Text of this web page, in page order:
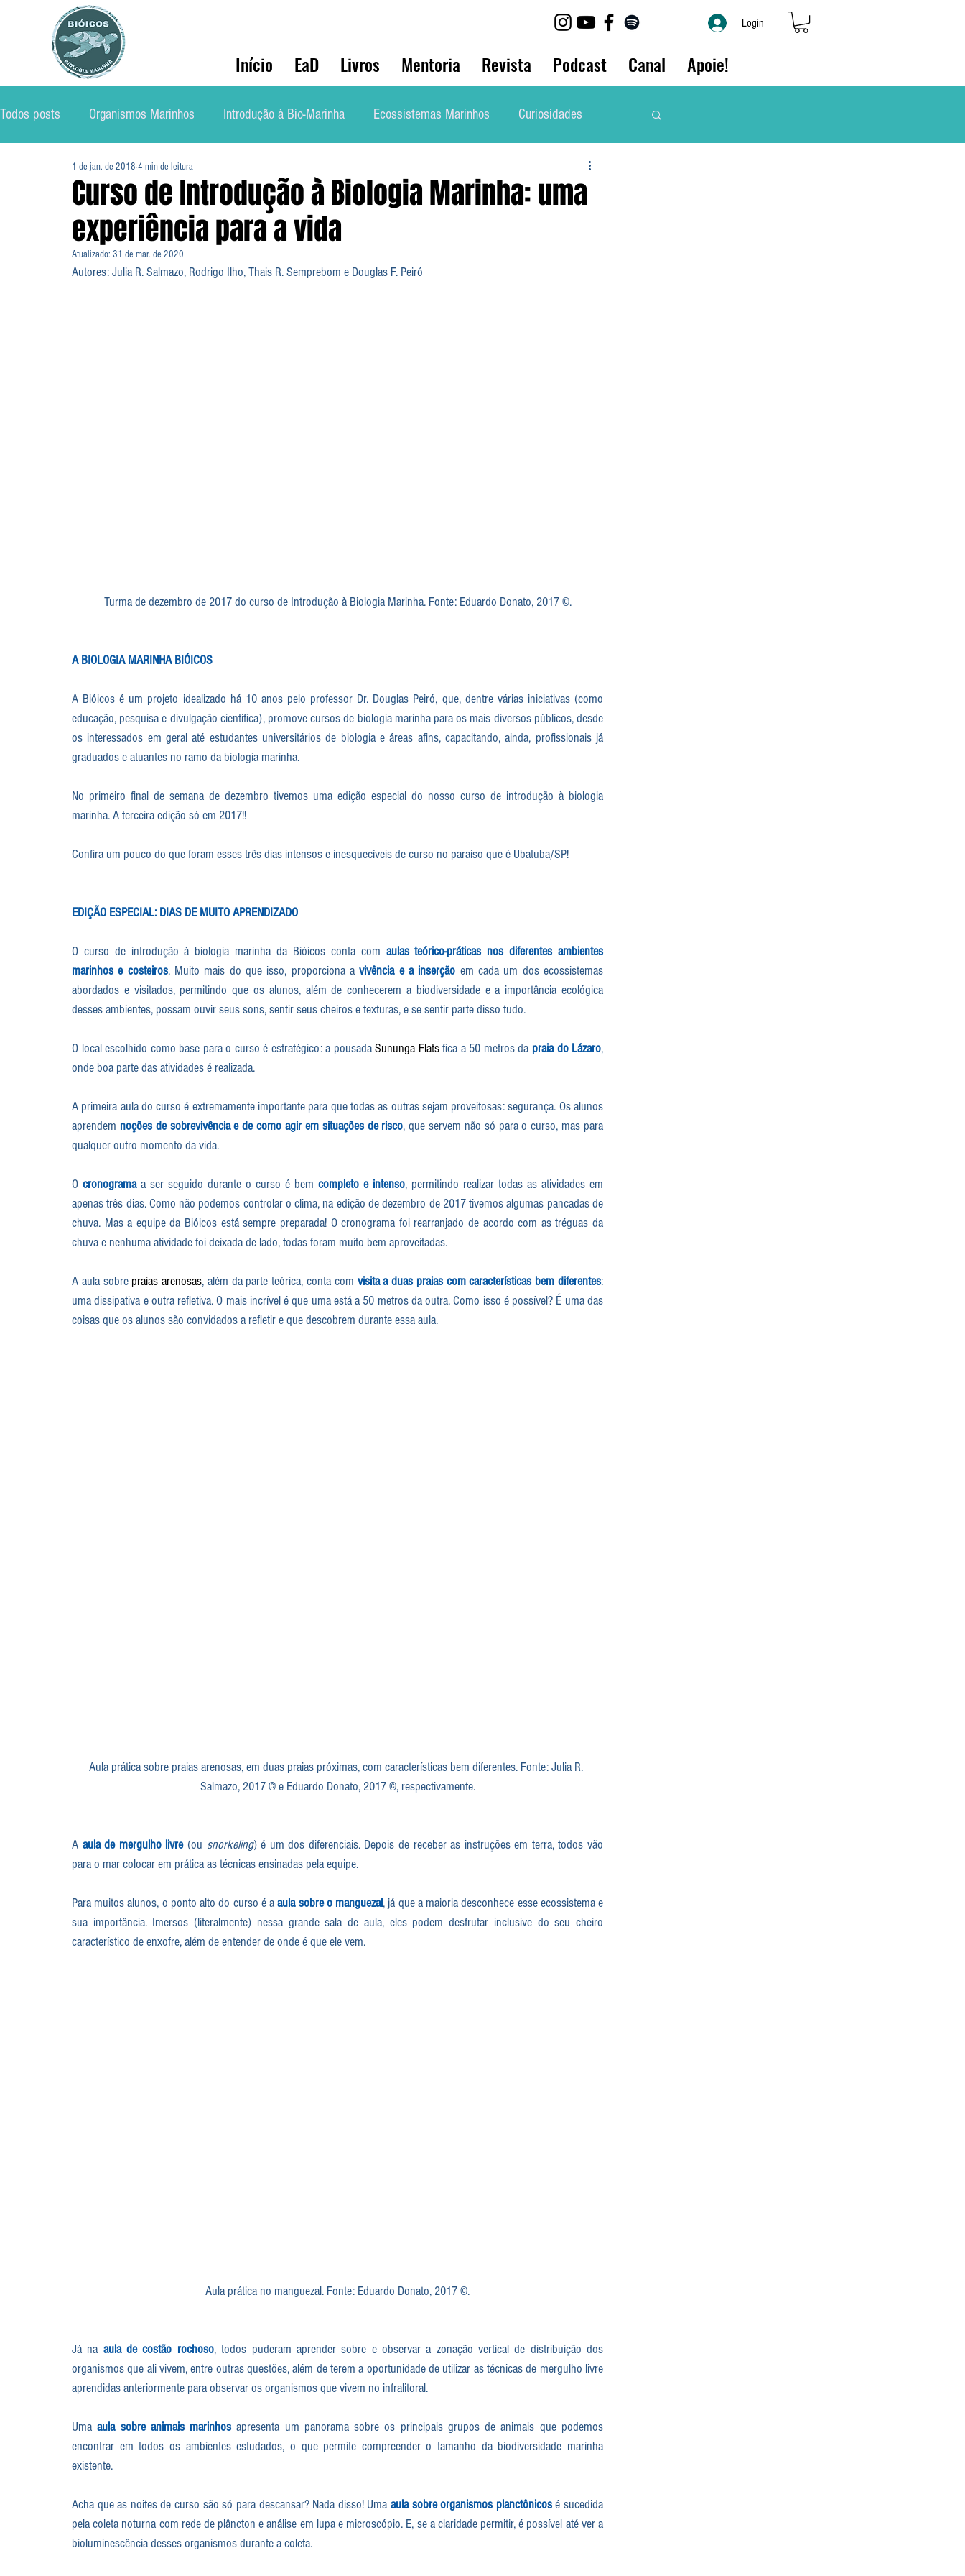
Login
Início EaD Livros Mentoria Revista Podcast Canal Apoie!
Todos posts Organismos Marinhos Introdução à Bio-Marinha Ecossistemas Marinhos Curiosidades
Conservação Ecologia Marinha
Soluções Ambientais Marinhas Biólog@s Marinh@s Mergulho
Curso de Introdução à Biologia Marinha: uma
experiência para a vida
1 de jan. de 2018 4 min de leitura
Atualizado: 31 de mar. de 2020
Autores: Julia R. Salmazo, Rodrigo Ilho, Thais R. Semprebom e Douglas F. Peiró
Turma de dezembro de 2017 do curso de Introdução à Biologia Marinha. Fonte: Eduardo Donato, 2017 ©.
A BIOLOGIA MARINHA BIÓICOS
A Bióicos é um projeto idealizado há 10 anos pelo professor Dr. Douglas Peiró, que, dentre várias iniciativas (como
educação, pesquisa e divulgação científica), promove cursos de biologia marinha para os mais diversos públicos, desde
os interessados em geral até estudantes universitários de biologia e áreas afins, capacitando, ainda, profissionais já
graduados e atuantes no ramo da biologia marinha.
No primeiro final de semana de dezembro tivemos uma edição especial do nosso curso de introdução à biologia
marinha. A terceira edição só em 2017!!
Confira um pouco do que foram esses três dias intensos e inesquecíveis de curso no paraíso que é Ubatuba/SP!
EDIÇÃO ESPECIAL: DIAS DE MUITO APRENDIZADO
O curso de introdução à biologia marinha da Bióicos conta com aulas teórico-práticas nos diferentes ambientes
marinhos e costeiros. Muito mais do que isso, proporciona a vivência e a inserção em cada um dos ecossistemas
abordados e visitados, permitindo que os alunos, além de conhecerem a biodiversidade e a importância ecológica
desses ambientes, possam ouvir seus sons, sentir seus cheiros e texturas, e se sentir parte disso tudo.
O local escolhido como base para o curso é estratégico: a pousada Sununga Flats fica a 50 metros da praia do Lázaro,
onde boa parte das atividades é realizada.
A primeira aula do curso é extremamente importante para que todas as outras sejam proveitosas: segurança. Os alunos
aprendem noções de sobrevivência e de como agir em situações de risco, que servem não só para o curso, mas para
qualquer outro momento da vida.
O cronograma a ser seguido durante o curso é bem completo e intenso, permitindo realizar todas as atividades em
apenas três dias. Como não podemos controlar o clima, na edição de dezembro de 2017 tivemos algumas pancadas de
chuva. Mas a equipe da Bióicos está sempre preparada! O cronograma foi rearranjado de acordo com as tréguas da
chuva e nenhuma atividade foi deixada de lado, todas foram muito bem aproveitadas.
A aula sobre praias arenosas, além da parte teórica, conta com visita a duas praias com características bem diferentes:
uma dissipativa e outra refletiva. O mais incrível é que uma está a 50 metros da outra. Como isso é possível? É uma das
coisas que os alunos são convidados a refletir e que descobrem durante essa aula.
Aula prática sobre praias arenosas, em duas praias próximas, com características bem diferentes. Fonte: Julia R.
Salmazo, 2017 © e Eduardo Donato, 2017 ©, respectivamente.
A aula de mergulho livre (ou snorkeling) é um dos diferenciais. Depois de receber as instruções em terra, todos vão
para o mar colocar em prática as técnicas ensinadas pela equipe.
Para muitos alunos, o ponto alto do curso é a aula sobre o manguezal, já que a maioria desconhece esse ecossistema e
sua importância. Imersos (literalmente) nessa grande sala de aula, eles podem desfrutar inclusive do seu cheiro
característico de enxofre, além de entender de onde é que ele vem.
Aula prática no manguezal. Fonte: Eduardo Donato, 2017 ©.
Já na aula de costão rochoso, todos puderam aprender sobre e observar a zonação vertical de distribuição dos
organismos que ali vivem, entre outras questões, além de terem a oportunidade de utilizar as técnicas de mergulho livre
aprendidas anteriormente para observar os organismos que vivem no infralitoral.
Uma aula sobre animais marinhos apresenta um panorama sobre os principais grupos de animais que podemos
encontrar em todos os ambientes estudados, o que permite compreender o tamanho da biodiversidade marinha
existente.
Acha que as noites de curso são só para descansar? Nada disso! Uma aula sobre organismos planctônicos é sucedida
pela coleta noturna com rede de plâncton e análise em lupa e microscópio. E, se a claridade permitir, é possível até ver a
bioluminescência desses organismos durante a coleta.